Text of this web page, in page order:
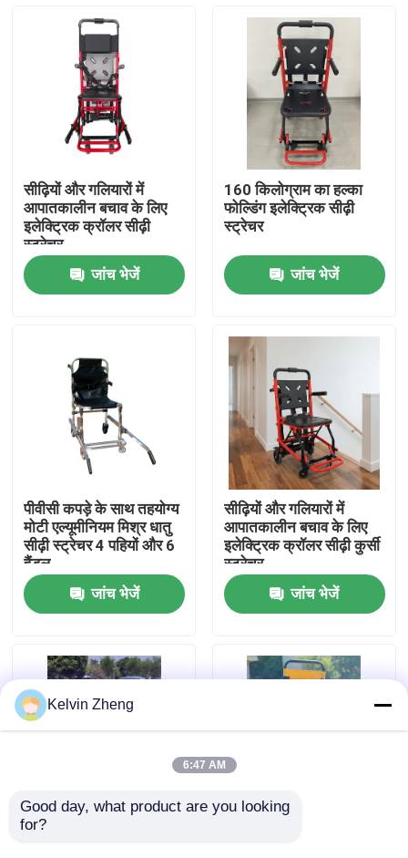
हमारे बारे में
कारखाने का दौरा
गुणवत्ता नियंत्रण
हमसे संपर्क करें
समाचार
सीढ़ियों और गलियारों में
आपातकालीन बचाव के लिए
इलेक्ट्रिक क्रॉलर सीढ़ी
स्ट्रेचर
जांच भेजें
160 किलोग्राम का हल्का
फोल्डिंग इलेक्ट्रिक सीढ़ी
स्ट्रेचर
जांच भेजें
पीवीसी कपड़े के साथ तहयोग्य
मोटी एल्यूमीनियम मिश्र धातु
सीढ़ी स्ट्रेचर 4 पहियों और 6
हैंडल
जांच भेजें
सीढ़ियों और गलियारों में
आपातकालीन बचाव के लिए
इलेक्ट्रिक क्रॉलर सीढ़ी कुर्सी
स्ट्रेचर
जांच भेजें
चार पहिया एल्यूमीनियम मिश्र
Kelvin Zheng
6:47 AM
Good day, what product are you looking
for?